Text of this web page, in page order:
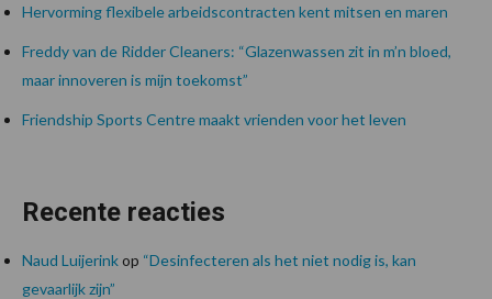
Hervorming flexibele arbeidscontracten kent mitsen en maren
Freddy van de Ridder Cleaners: “Glazenwassen zit in m’n bloed,
maar innoveren is mijn toekomst”
Friendship Sports Centre maakt vrienden voor het leven
Recente reacties
Naud Luijerinkop “Desinfecteren als het niet nodig is, kan
gevaarlijk zijn”